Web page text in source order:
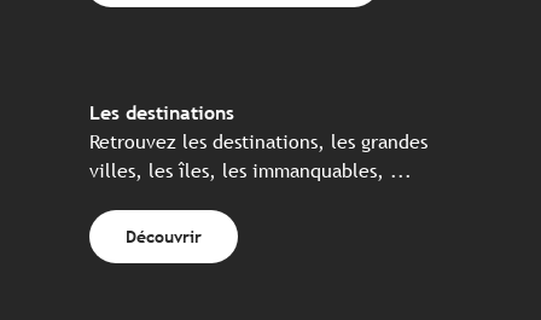
Les destinations
Retrouvez les destinations, les grandes
villes, les îles, les immanquables, ...
Découvrir